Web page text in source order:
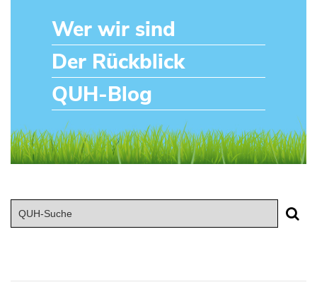
Wer wir sind
Der Rückblick
QUH-Blog